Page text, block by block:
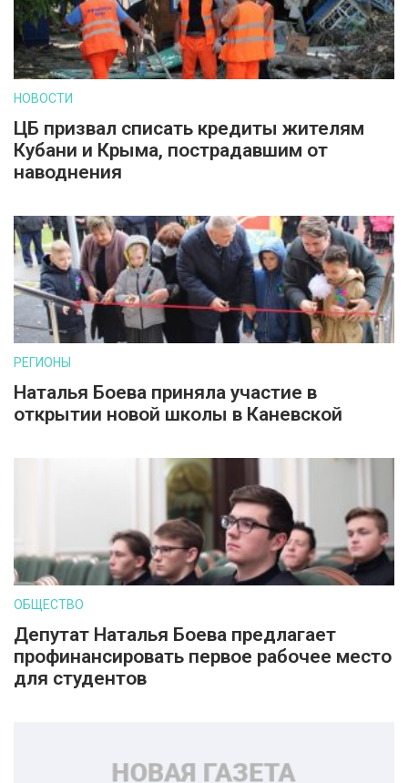
НОВОСТИ
ЦБ призвал списать кредиты жителям
Кубани и Крыма, пострадавшим от
наводнения
РЕГИОНЫ
Наталья Боева приняла участие в
открытии новой школы в Каневской
ОБЩЕСТВО
Депутат Наталья Боева предлагает
профинансировать первое рабочее место
для студентов